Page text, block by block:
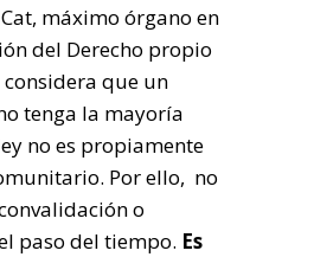
máximo órgano en
del Derecho propio
que un
tenga la mayoría
no es propiamente
Por ello, no
o
paso del tiempo. Es